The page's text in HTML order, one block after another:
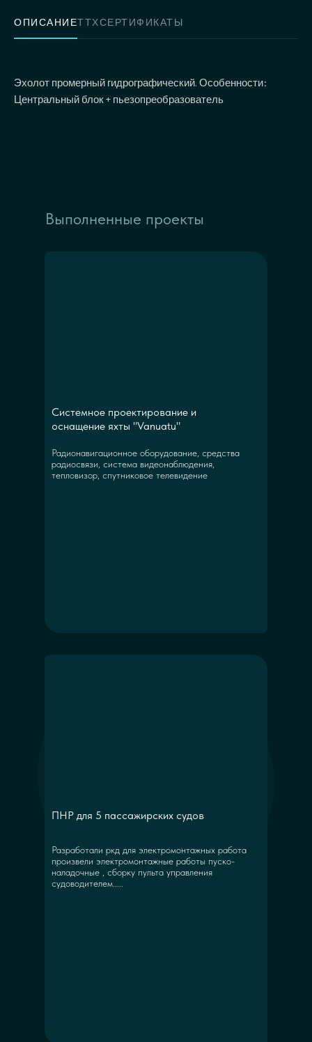
ОПИСАНИЕТТХСЕРТИФИКАТЫ
Эхолот промерный гидрографический. Особенности:
Центральный блок + пьезопреобразователь
Разработали ркд для электромонтажных работа
произвели электромонтажные работы пуско-
наладочные , сборку пульта управления
судоводителем.....
ПНР для 5 пассажирских судов
Радионавигационное оборудование, средства
радиосвязи, система видеонаблюдения,
тепловизор, спутниковое телевидение
Системное проектирование и
оснащение яхты "Vanuatu"
Выполненные проекты